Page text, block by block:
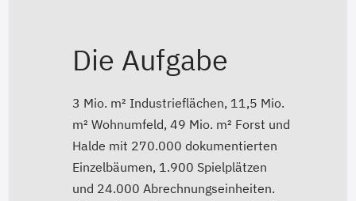
Die Aufgabe
3 Mio. m² Industrieflächen, 11,5 Mio.
m² Wohnumfeld, 49 Mio. m² Forst und
Halde mit 270.000 dokumentierten
Einzelbäumen, 1.900 Spielplätzen
und 24.000 Abrechnungseinheiten.